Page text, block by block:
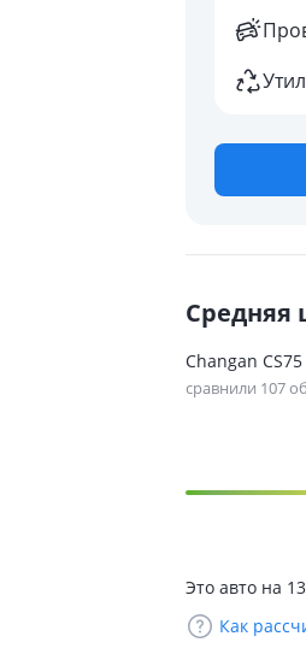
Средняя
Changan
сравнили 107
Это авто на
Как